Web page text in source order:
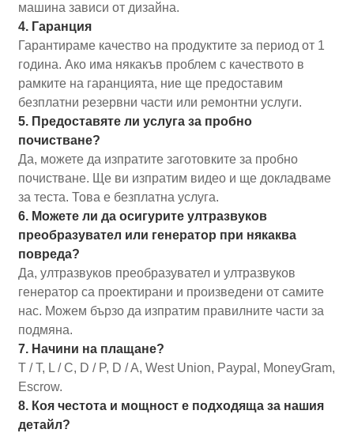
машина зависи от дизайна.
4. Гаранция
Гарантираме качество на продуктите за период от 1
година. Ако има някакъв проблем с качеството в
рамките на гаранцията, ние ще предоставим
безплатни резервни части или ремонтни услуги.
5. Предоставяте ли услуга за пробно
почистване?
Да, можете да изпратите заготовките за пробно
почистване. Ще ви изпратим видео и ще докладваме
за теста. Това е безплатна услуга.
6. Можете ли да осигурите ултразвуков
преобразувател или генератор при някаква
повреда?
Да, ултразвуков преобразувател и ултразвуков
генератор са проектирани и произведени от самите
нас. Можем бързо да изпратим правилните части за
подмяна.
7. Начини на плащане?
T / T, L / C, D / P, D / A, West Union, Paypal, MoneyGram,
Escrow.
8. Коя честота и мощност е подходяща за нашия
детайл?